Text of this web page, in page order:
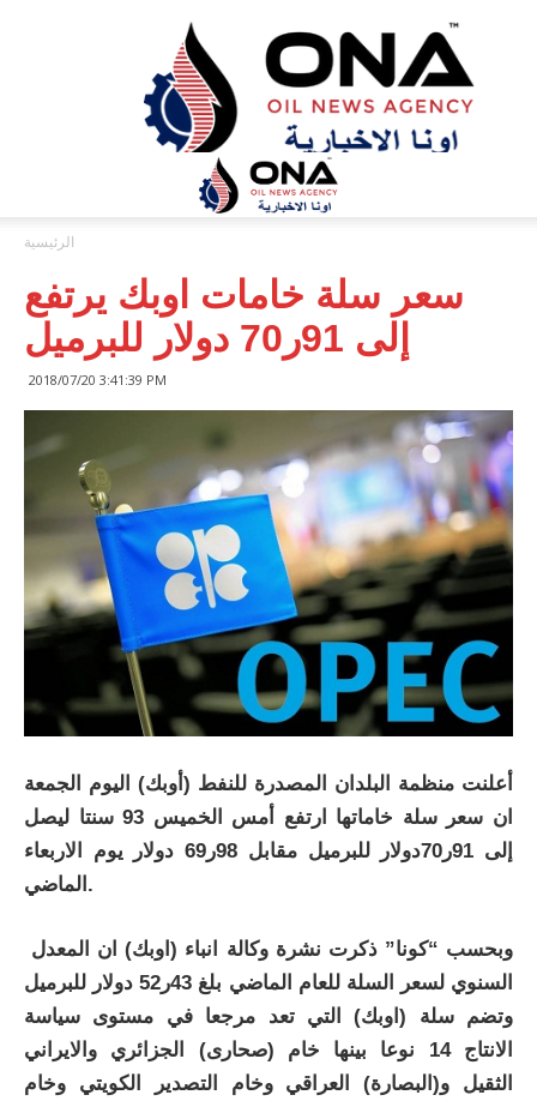
ONA™
NEWS
/
أونا
الاخبارية
الرئيسية
سعر سلة خامات اوبك يرتفع
إلى 91ر70 دولار للبرميل
2018/07/20 3:41:39 PM
أعلنت منظمة البلدان المصدرة للنفط (أوبك) اليوم الجمعة
ان سعر سلة خاماتها ارتفع أمس الخميس 93 سنتا ليصل
إلى 91ر70دولار للبرميل مقابل 98ر69 دولار يوم الاربعاء
الماضي.
السنوي لسعر السلة للعام الماضي بلغ 43ر52 دولار للبرميل
وتضم سلة (اوبك) التي تعد مرجعا في مستوى سياسة
الانتاج 14 نوعا بينها خام (صحارى) الجزائري والايراني
الثقيل و(البصارة) العراقي وخام التصدير الكويتي وخام